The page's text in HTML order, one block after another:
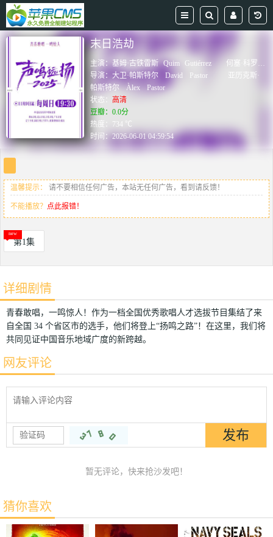
末日浩劫
主演：基姆·古铁雷斯 Quim Gutiérrez
何塞·科罗纳多
导演：大卫·帕斯特尔 David Pastor
亚历克斯·
帕斯特尔
Àlex
Pastor
状态： 高清
豆瓣：0.0分
热度：734 ℃
时间：2026-06-01 04:59:54
温馨提示： 请不要相信任何广告，本站无任何广告，看到请反馈！
不能播放？ 点此报错！
第1集
详细剧情
青春敢唱，一鸣惊人！作为一档全国优秀歌唱人才选拔节目集结了来
自全国 34 个省区市的选手，他们将登上“扬鸣之路”！在这里，我们将
共同见证中国音乐地域广度的新跨越。
网友评论
暂无评论，快来抢沙发吧！
猜你喜欢